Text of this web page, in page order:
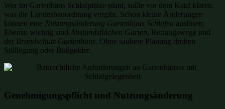
Wer im Gartenhaus Schlafplätze plant, sollte vor dem Kauf klären,
was die Landesbauordnung vorgibt. Schon kleine Änderungen
können eine Nutzungsänderung Gartenhaus Schlafen auslösen.
Ebenso wichtig sind Abstandsflächen Garten, Rettungswege und
der Brandschutz Gartenhaus. Ohne saubere Planung drohen
Stilllegung oder Bußgelder.
Genehmigungspflicht und Nutzungsänderung